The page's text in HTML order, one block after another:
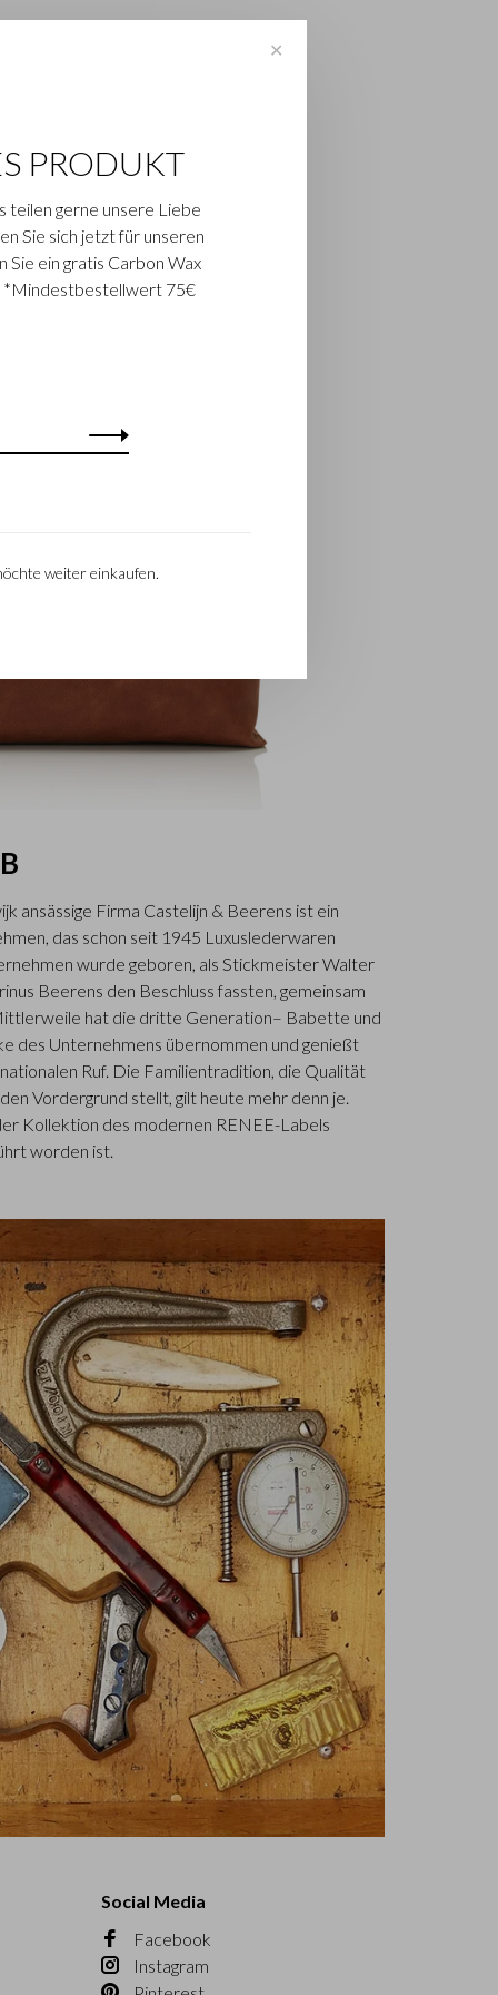
ansässige Firma Castelijn & Beerens ist ein
das schon seit 1945 Luxuslederwaren
wurde geboren, als Stickmeister Walter
Beerens den Beschluss fassten, gemeinsam
hat die dritte Generation– Babette und
des Unternehmens übernommen und genießt
Ruf. Die Familientradition, die Qualität
Vordergrund stellt, gilt heute mehr denn je.
Kollektion des modernen RENEE-Labels
worden ist.
Social Media
Facebook
Instagram
✕
PRODUKT
teilen gerne unsere Liebe
Sie sich jetzt für unseren
ein gratis Carbon Wax
*Mindestbestellwert 75€
weiter einkaufen.